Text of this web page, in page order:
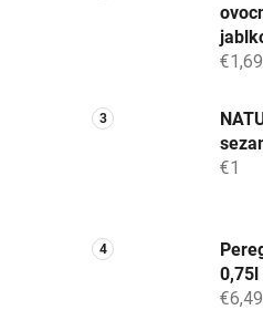
€1,69
€1
0,75l
€6,49